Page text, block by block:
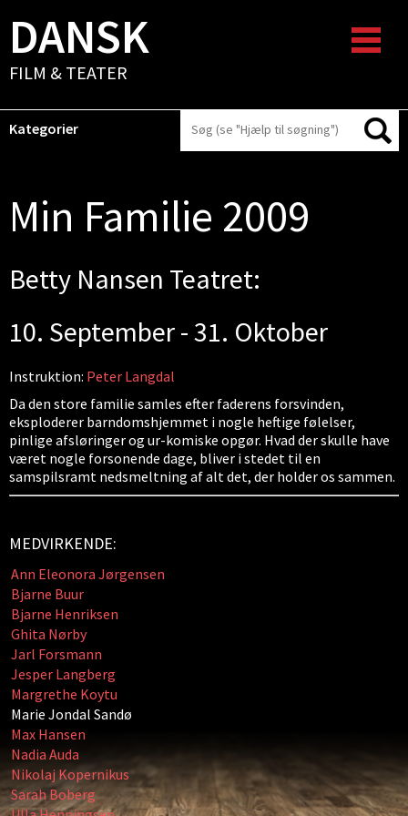
DANSK
FILM & TEATER
Kategorier
Min Familie 2009
Betty Nansen Teatret:
10. September - 31. Oktober
Instruktion: Peter Langdal
Da den store familie samles efter faderens forsvinden,
eksploderer barndomshjemmet i nogle heftige følelser,
pinlige afsløringer og ur-komiske opgør. Hvad der skulle have
været nogle forsonende dage, bliver i stedet til en
samspilsramt nedsmeltning af alt det, der holder os sammen.
MEDVIRKENDE:
Ann Eleonora Jørgensen
Bjarne Buur
Bjarne Henriksen
Ghita Nørby
Jarl Forsmann
Jesper Langberg
Margrethe Koytu
Marie Jondal Sandø
Max Hansen
Nadia Auda
Nikolaj Kopernikus
Sarah Boberg